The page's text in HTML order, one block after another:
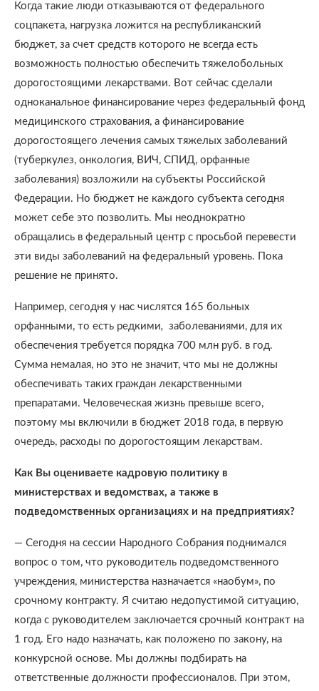
Когда такие люди отказываются от федерального
соцпакета, нагрузка ложится на республиканский
бюджет, за счет средств которого не всегда есть
возможность полностью обеспечить тяжелобольных
дорогостоящими лекарствами. Вот сейчас сделали
одноканальное финансирование через федеральный фонд
медицинского страхования, а финансирование
дорогостоящего лечения самых тяжелых заболеваний
(туберкулез, онкология, ВИЧ, СПИД, орфанные
заболевания) возложили на субъекты Российской
Федерации. Но бюджет не каждого субъекта сегодня
может себе это позволить. Мы неоднократно
обращались в федеральный центр с просьбой перевести
эти виды заболеваний на федеральный уровень. Пока
решение не принято.
Например, сегодня у нас числятся 165 больных
орфанными, то есть редкими, заболеваниями, для их
обеспечения требуется порядка 700 млн руб. в год.
Сумма немалая, но это не значит, что мы не должны
обеспечивать таких граждан лекарственными
препаратами. Человеческая жизнь превыше всего,
поэтому мы включили в бюджет 2018 года, в первую
очередь, расходы по дорогостоящим лекарствам.
Как Вы оцениваете кадровую политику в
министерствах и ведомствах, а также в
подведомственных организациях и на предприятиях?
— Сегодня на сессии Народного Собрания поднимался
вопрос о том, что руководитель подведомственного
учреждения, министерства назначается «наобум», по
срочному контракту. Я считаю недопустимой ситуацию,
когда с руководителем заключается срочный контракт на
1 год. Его надо назначать, как положено по закону, на
конкурсной основе. Мы должны подбирать на
ответственные должности профессионалов. При этом,